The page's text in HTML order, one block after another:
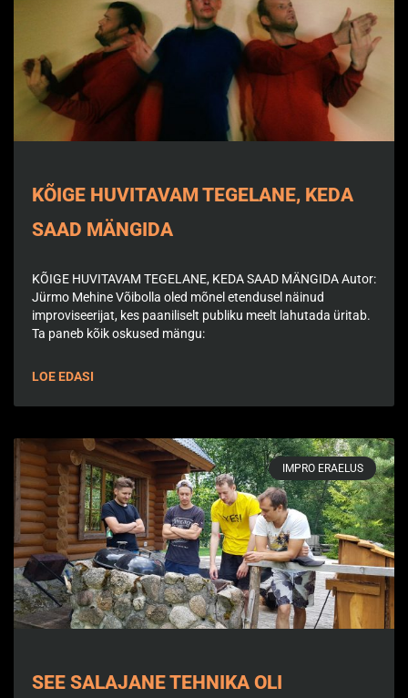
KÕIGE HUVITAVAM TEGELANE, KEDA
SAAD MÄNGIDA
KÕIGE HUVITAVAM TEGELANE, KEDA SAAD MÄNGIDA Autor:
Jürmo Mehine Võibolla oled mõnel etendusel näinud
improviseerijat, kes paaniliselt publiku meelt lahutada üritab.
Ta paneb kõik oskused mängu:
LOE EDASI
IMPRO ERAELUS
SEE SALAJANE TEHNIKA OLI